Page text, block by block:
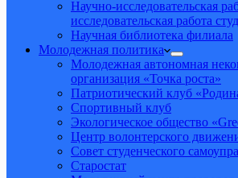
Научно-исследовательская
исследовательская работа
Научная библиотека филиала
Молодежная политика
Молодежная автономная
организация «Точка роста»
Патриотический клуб
Спортивный клуб
Экологическое общество
Центр волонтерского
Совет студенческого
Старостат